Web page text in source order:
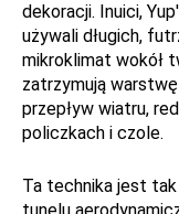
dekoracji. Inuici,
używali długich,
mikroklimat wokół
zatrzymują
przepływ wiatru,
policzkach i czole.
Ta technika jest